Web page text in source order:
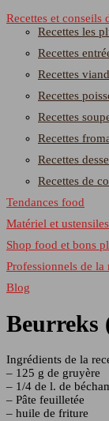
Recettes et conseils
Recettes les
Recettes
Recettes
Recettes
Recettes
Recettes
Recettes
Recettes de
Tendances food
Matériel et ustensiles
Shop food et bons
Professionnels de la
Blog
Beurreks
Ingrédients de la
– 125 g de gruyère
– 1/4 de l. de
– Pâte feuilletée
– huile de friture